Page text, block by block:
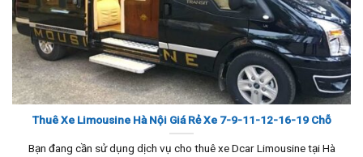
Thuê Xe Limousine Hà Nội Giá Rẻ Xe 7-9-11-12-16-19 Chỗ
Bạn đang cần sử dụng dịch vụ cho thuê xe Dcar Limousine tại Hà